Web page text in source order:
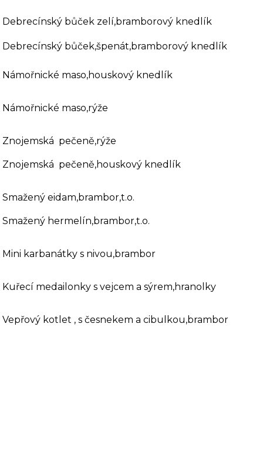
Debrecínský bůček zelí,bramborový knedlík
Debrecínský bůček,špenát,bramborový knedlík
Námořnické maso,houskový knedlík
Námořnické maso,rýže
Znojemská pečeně,rýže
Znojemská pečeně,houskový knedlík
Smažený eidam,brambor,t.o.
Smažený hermelín,brambor,t.o.
Mini karbanátky s nivou,brambor
Kuřecí medailonky s vejcem a sýrem,hranolky
Vepřový kotlet , s česnekem a cibulkou,brambor